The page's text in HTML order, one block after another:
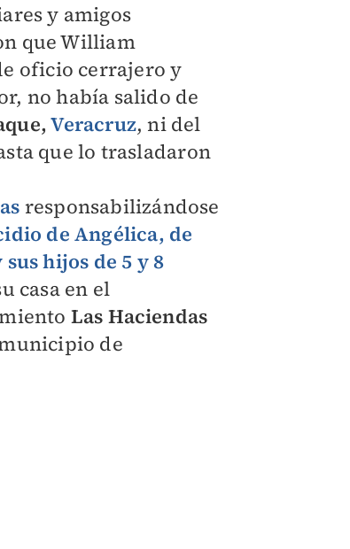
y amigos
que William
oficio cerrajero y
no había salido de
Veracruz, ni del
que lo trasladaron
responsabilizándose
de Angélica, de
sus hijos de 5 y 8
casa en el
Las Haciendas
de